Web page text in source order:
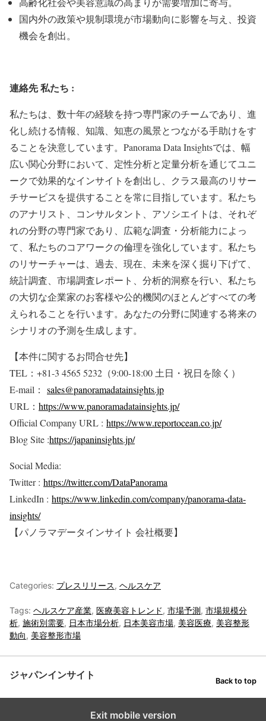
国内外の政策や規制環境が市場動向に影響を与え、投資
機会を創出。
連絡先私たち :
私たちは、数十年の経験を持つ専門家のチームであり、進
化し続ける情報、知識、知恵の風景とつながる手助けをす
ることを決意しています。Panorama Data Insightsでは、幅
広い関心分野において、定性分析と定量分析を通じてユニ
ークで効果的なインサイトを創出し、クラス最高のリサー
チサービスを提供することを常に目指しています。私たち
のアナリスト、コンサルタント、アソシエイトは、それぞ
れの分野の専門家であり、広範な調査・分析能力によっ
て、私たちのコアワークの倫理を強化しています。私たち
のリサーチャーは、過去、現在、未来を深く掘り下げて、
統計調査、市場調査レポート、分析的洞察を行い、私たち
の大切な企業家のお客様や公的機関のほとんどすべての考
えられることを行います。あなたの分野に関連する将来の
シナリオの予測を生成します。
【本件に関するお問合せ先】
TEL：+81-3 4565 5232（9:00-18:00 土日・祝日を除く）
E-mail： sales@panoramadatainsights.jp
URL： https://www.panoramadatainsights.jp/
Official Company URL : https://www.reportocean.co.jp/
Blog Site :https://japaninsights.jp/
Social Media:
Twitter : https://twitter.com/DataPanorama
LinkedIn : https://www.linkedin.com/company/panorama-data-
insights/
【パノラマデータインサイト 会社概要】
Categories: プレスリリース, ヘルスケア
Tags: ヘルスケア産業, 医療美容トレンド, 市場予測, 市場規模分
析, 施術別需要, 日本市場分析, 日本美容市場, 美容医療, 美容整形
動向, 美容整形市場
ジャパンインサイト Back to top
Exit mobile version